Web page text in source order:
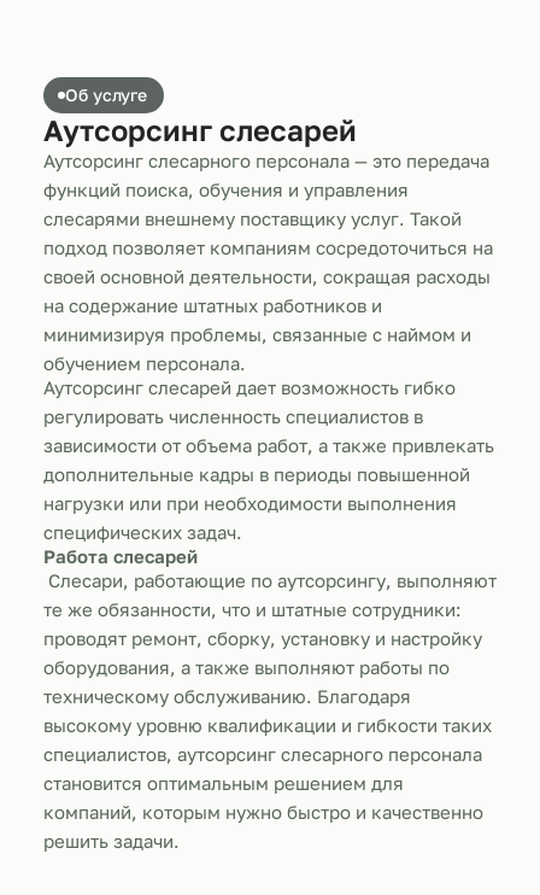
Об услуге
Аутсорсинг слесарей
Аутсорсинг слесарного персонала — это передача
функций поиска, обучения и управления
слесарями внешнему поставщику услуг. Такой
подход позволяет компаниям сосредоточиться на
своей основной деятельности, сокращая расходы
на содержание штатных работников и
минимизируя проблемы, связанные с наймом и
обучением персонала.
Аутсорсинг слесарей дает возможность гибко
регулировать численность специалистов в
зависимости от объема работ, а также привлекать
дополнительные кадры в периоды повышенной
нагрузки или при необходимости выполнения
специфических задач.
Работа слесарей
Слесари, работающие по аутсорсингу, выполняют
те же обязанности, что и штатные сотрудники:
проводят ремонт, сборку, установку и настройку
оборудования, а также выполняют работы по
техническому обслуживанию. Благодаря
высокому уровню квалификации и гибкости таких
специалистов, аутсорсинг слесарного персонала
становится оптимальным решением для
компаний, которым нужно быстро и качественно
решить задачи.